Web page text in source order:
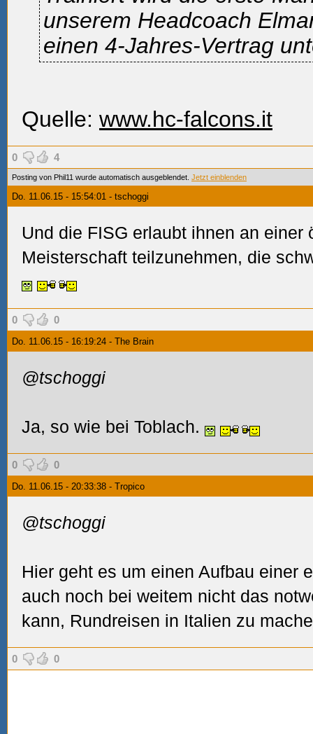
unserem Headcoach
einen 4-Jahres-Vertrag
Quelle: www.hc-falcons.it
0 4
Posting von Phil11 wurde automatisch ausgeblendet. Jetzt einblenden
Do. 11.06.15 - 15:54:01 - tschoggi
Und die FISG erlaubt ihnen an einer
Meisterschaft teilzunehmen, die
0 0
Do. 11.06.15 - 16:19:24 - The Brain
@tschoggi
Ja, so wie bei Toblach.
0 0
Do. 11.06.15 - 20:33:38 - Tropico
@tschoggi
Hier geht es um einen Aufbau einer
auch noch bei weitem nicht das
kann, Rundreisen in Italien zu
0 0